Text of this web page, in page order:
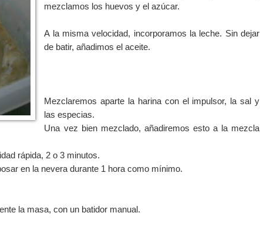
mezclamos los huevos y el azúcar.
A la misma velocidad, incorporamos la leche. Sin dejar
de batir, añadimos el aceite.
Mezclaremos aparte la harina con el impulsor, la sal y
las especias.
Una vez bien mezclado, añadiremos esto a la mezcla
rápida, 2 o 3 minutos.
en la nevera durante 1 hora como mínimo.
la masa, con un batidor manual.